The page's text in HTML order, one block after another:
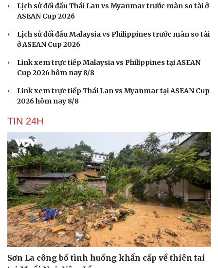
Lịch sử đối đầu Thái Lan vs Myanmar trước màn so tài ở
ASEAN Cup 2026
Lịch sử đối đầu Malaysia vs Philippines trước màn so tài
ở ASEAN Cup 2026
Link xem trực tiếp Malaysia vs Philippines tại ASEAN
Cup 2026 hôm nay 8/8
Link xem trực tiếp Thái Lan vs Myanmar tại ASEAN Cup
2026 hôm nay 8/8
TIN 24H
Sơn La công bố tình huống khẩn cấp về thiên tai